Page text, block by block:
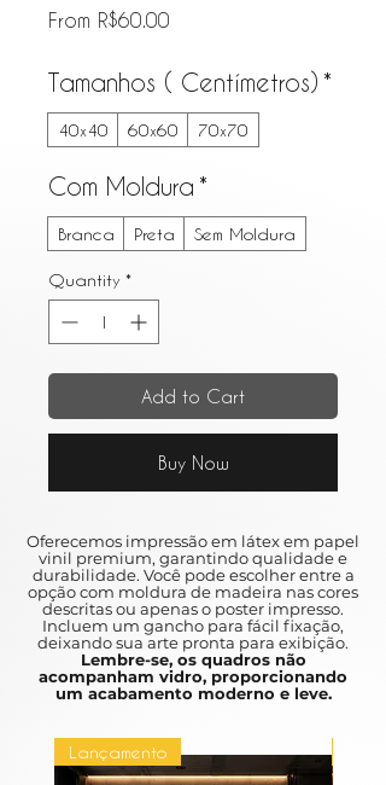
From R$60.00
Tamanhos ( Centímetros) *
40x40 60x60 70x70
Com Moldura *
Branca Preta Sem Moldura
Quantity *
Add to Cart
Buy Now
Oferecemos impressão em látex em papel
vinil premium, garantindo qualidade e
durabilidade. Você pode escolher entre a
opção com moldura de madeira nas cores
descritas ou apenas o poster impresso.
Incluem um gancho para fácil fixação,
deixando sua arte pronta para exibição.
Lembre-se, os quadros não
acompanham vidro, proporcionando
um acabamento moderno e leve.
Lançamento